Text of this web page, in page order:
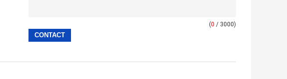
(0 / 3000)